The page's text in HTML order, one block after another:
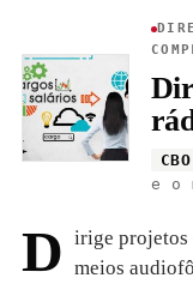
e o
D irige projetos
meios